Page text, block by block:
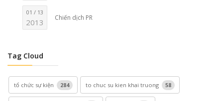
01 / 13
2013 Chiến dịch PR
Tag Cloud
tổ chức sự kiện 284 to chuc su kien khai truong 58